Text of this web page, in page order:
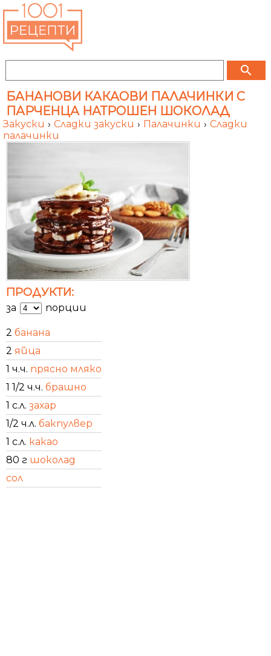
search
БАНАНОВИ КАКАОВИ ПАЛАЧИНКИ С
ПАРЧЕНЦА НАТРОШЕН ШОКОЛАД
Закуски › Сладки закуски › Палачинки › Сладки
палачинки
ПРОДУКТИ:
за порции
2 банана
2 яйца
1 ч.ч. прясно мляко
1 1/2 ч.ч. брашно
1 с.л. захар
1/2 ч.л. бакпулвер
1 с.л. какао
80 г шоколад
сол